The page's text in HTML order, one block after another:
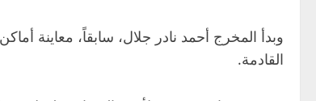
وبدأ المخرج أحمد نادر جلال، سابقاً، معاينة
القادمة.